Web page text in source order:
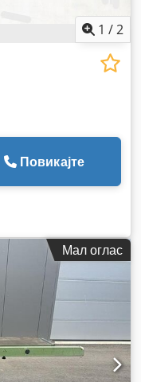
1 /2
Повикајте
Мал оглас